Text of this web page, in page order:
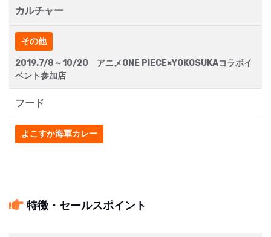
カルチャー
その他
2019.7/8～10/20 アニメONE PIECE×YOKOSUKAコラボイ
ベント参加店
フード
よこすか海軍カレー
特徴・セールスポイント